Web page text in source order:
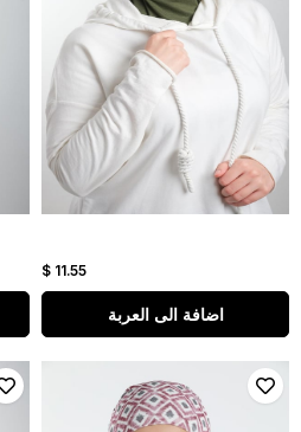
$ 11.55
اضافة الى العربة